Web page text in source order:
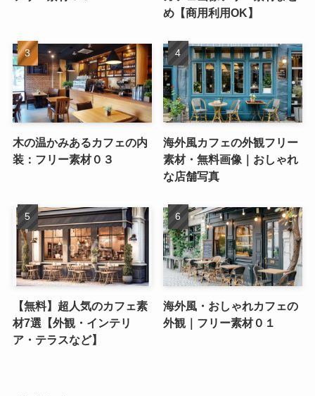
め【商用利用OK】
木の温かみあるカフェの内
装：フリー素材０３
海外風カフェの外観フリー
素材・無料画像｜おしゃれ
な店舗写真
【無料】超人気のカフェ素
材7選【外観・インテリ
ア・テラスなど】
海外風・おしゃれカフェの
外観｜フリー素材０１